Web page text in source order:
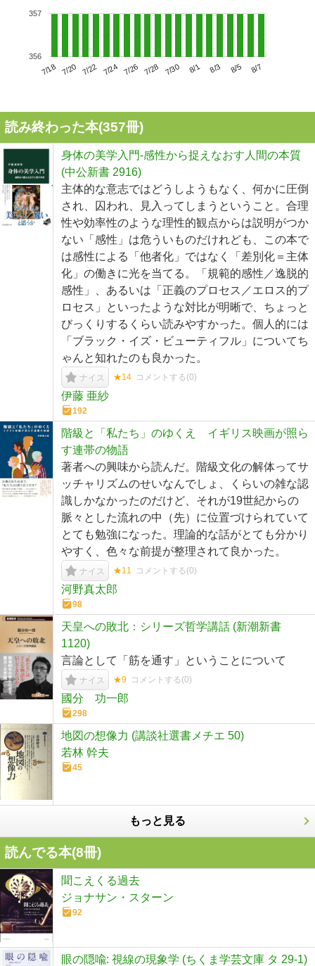
7/18 7/20 7/22 7/24 7/26 7/28 7/30 8/1 8/3 8/5 8/7
356
357
読み終わった本(357冊)
身体の美学入門-感性から捉えなおす人間の本質
(中公新書 2916)
主体的な意志ではどうしようもなく、何かに圧倒
され、囚われ、見入ってしまうということ。合理
性や効率性のような理性的観点からは説明がつか
ない「感性」は危ういものだけれども、この本で
は感性による「他者化」ではなく「差別化＝主体
化」の働きに光を当てる。「規範的感性／逸脱的
感性」、あるいは「正義のプロセス／エロス的プ
ロセス」といったような対比が明晰で、ちょっと
びっくりするくらい読みやすかった。個人的には
「ブラック・イズ・ビューティフル」についてち
ゃんと知れたのも良かった。
ナイス ★14 コメントする(0)
伊藤 亜紗
192
階級と「私たち」のゆくえ イギリス映画が照ら
す連帯の物語
著者への興味から読んだ。階級文化の解体ってサ
ッチャリズムのせいなんでしょ、くらいの雑な認
識しかなかったのだけど、それが19世紀からの
脈々とした流れの中（先）に位置づけられていて
とても勉強になった。理論的な話がとても分かり
やすく、色々な前提が整理されて良かった。
ナイス ★11 コメントする(0)
河野真太郎
98
天皇への敗北：シリーズ哲学講話 (新潮新書
1120)
言論として「筋を通す」ということについて
ナイス ★9 コメントする(0)
國分 功一郎
298
地図の想像力 (講談社選書メチエ 50)
若林 幹夫
45
もっと見る
読んでる本(8冊)
聞こえくる過去
ジョナサン・スターン
92
眼の隠喩: 視線の現象学 (ちくま学芸文庫 タ 29-1)